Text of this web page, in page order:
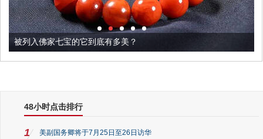
被列入佛家七宝的它到底有多美？
48小时点击排行
1 美副国务卿将于7月25日至26日访华